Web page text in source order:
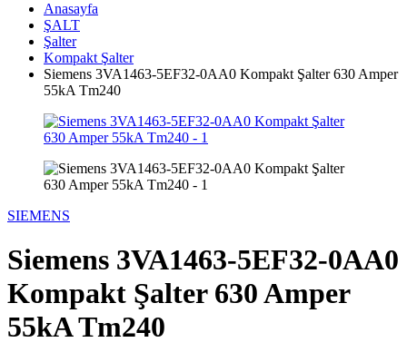
Anasayfa
ŞALT
Şalter
Kompakt Şalter
Siemens 3VA1463-5EF32-0AA0 Kompakt Şalter 630 Amper
55kA Tm240
SIEMENS
Siemens 3VA1463-5EF32-0AA0
Kompakt Şalter 630 Amper
55kA Tm240